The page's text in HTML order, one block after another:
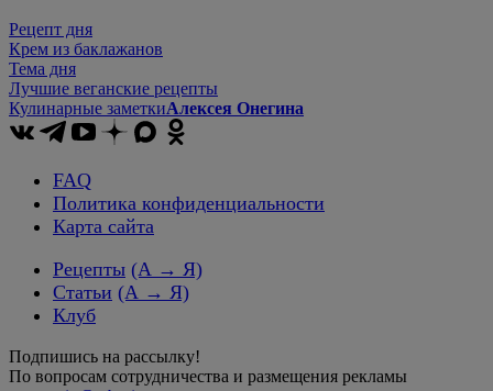
Рецепт дня
Крем из баклажанов
Тема дня
Лучшие веганские рецепты
Кулинарные заметкиАлексея Онегина
FAQ
Политика конфиденциальности
Карта сайта
Рецепты (А → Я)
Статьи (А → Я)
Клуб
Подпишись на рассылку!
По вопросам сотрудничества и размещения рекламы